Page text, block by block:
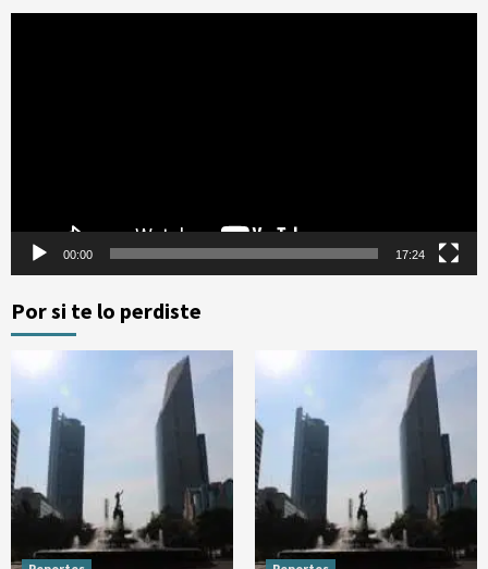
00:00 17:24
Por si te lo perdiste